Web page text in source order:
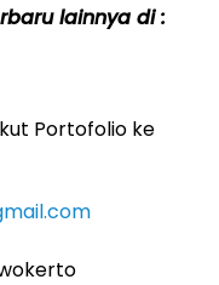
lainnya di :
Portofolio ke